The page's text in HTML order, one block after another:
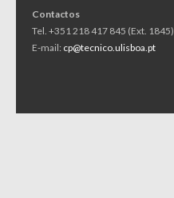
Contactos
Tel. +351 218 417 845 (Ext. 1845)
E-mail: cp@tecnico.ulisboa.pt